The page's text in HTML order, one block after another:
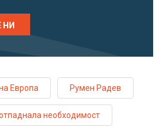
НИ
Европа Румен Радев
необходимост